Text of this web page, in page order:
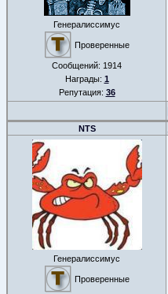
Генералиссимус
Проверенные
Сообщений: 1914
Награды: 1
Репутация: 36
NTS
Генералиссимус
Проверенные